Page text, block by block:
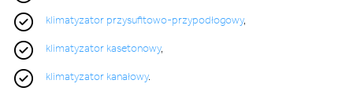
klimatyzator przysufitowo-przypodłogowy,
klimatyzator kasetonowy,
klimatyzator kanałowy.